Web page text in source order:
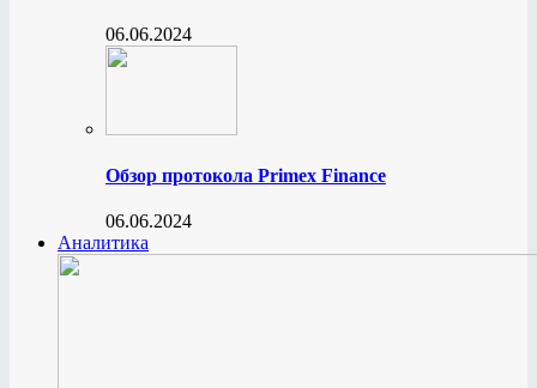
06.06.2024
Обзор протокола Primex Finance
06.06.2024
Аналитика